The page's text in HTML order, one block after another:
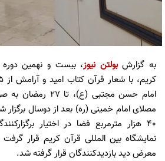
به گزارشبولتن نیوز، بیست و نهمین دوره
امام حسن مجتبی
مصلای امام خمینی (ره) بعد از دوسال برگزار
۴۰ هزار مترمربع فضا در اختیار
معرض دید بازدیدکنندگان قرار گرفته شد.